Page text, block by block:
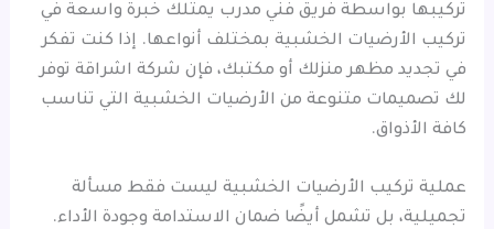
تركيبها بواسطة فريق فني مدرب يمتلك خبرة واسعة في
تركيب الأرضيات الخشبية بمختلف أنواعها. إذا كنت تفكر
في تجديد مظهر منزلك أو مكتبك، فإن شركة اشراقة توفر
لك تصميمات متنوعة من الأرضيات الخشبية التي تناسب
كافة الأذواق.
عملية تركيب الأرضيات الخشبية ليست فقط مسألة
تجميلية، بل تشمل أيضًا ضمان الاستدامة وجودة الأداء.